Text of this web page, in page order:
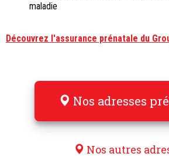
maladie
Découvrez l'assurance prénatale du
Nos adresses
Nos autres